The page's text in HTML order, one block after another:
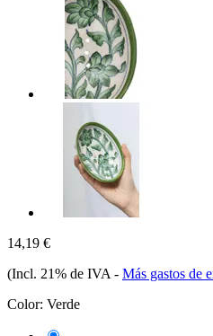
14,19 €
(Incl. 21% de IVA - Más gastos de
Color: Verde